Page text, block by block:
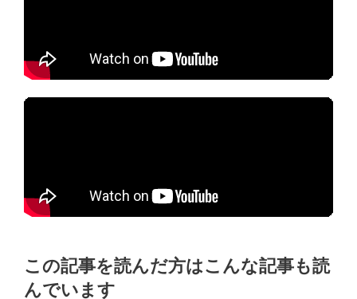
この記事を読んだ方はこんな記事も読
んでいます